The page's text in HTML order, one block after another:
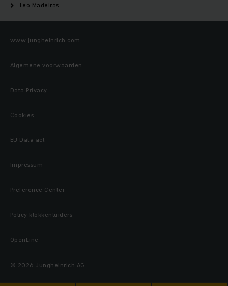
Leo Madeiras
www.jungheinrich.com
Algemene voorwaarden
Data Privacy
Cookies
EU Data act
Impressum
Preference Center
Policy klokkenluiders
OpenLine
© 2026 Jungheinrich AG